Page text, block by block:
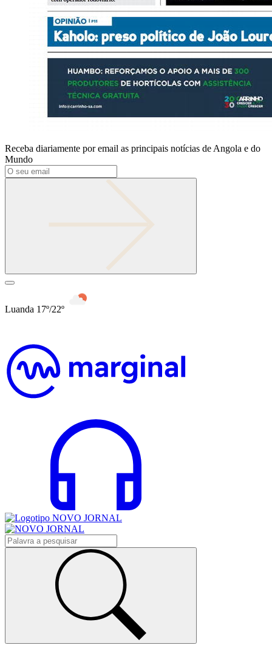
Receba diariamente por email as principais notícias de Angola e do
Mundo
Luanda 17º/22º